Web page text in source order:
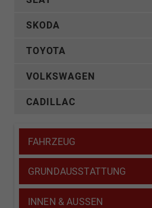
SKODA
TOYOTA
VOLKSWAGEN
CADILLAC
FAHRZEUG
GRUNDAUSSTATTUNG
INNEN & AUSSEN